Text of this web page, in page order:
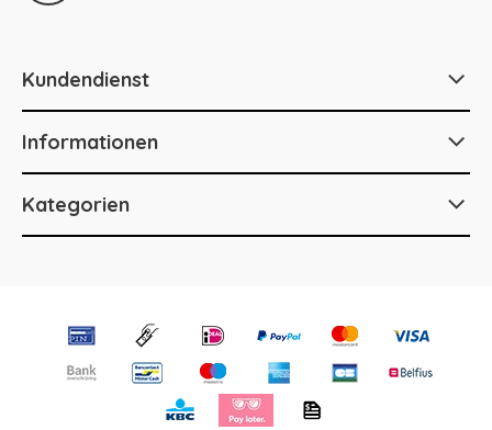
Kundendienst
Informationen
Kategorien